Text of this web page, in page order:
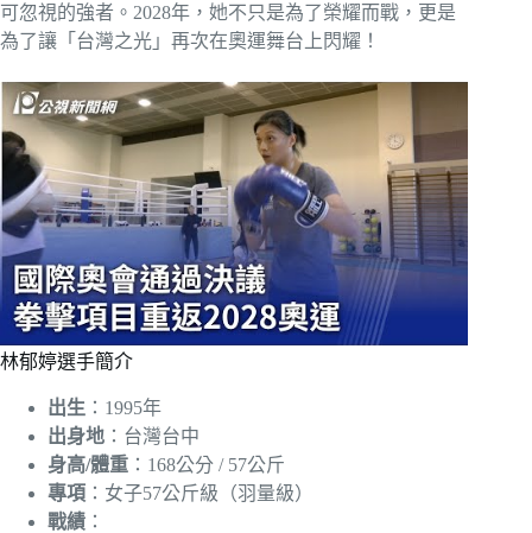
可忽視的強者。2028年，她不只是為了榮耀而戰，更是
為了讓「台灣之光」再次在奧運舞台上閃耀！
林郁婷選手簡介
出生 ：1995年
出身地 ：台灣台中
身高/體重 ：168公分 / 57公斤
專項 ：女子57公斤級（羽量級）
戰績 ：